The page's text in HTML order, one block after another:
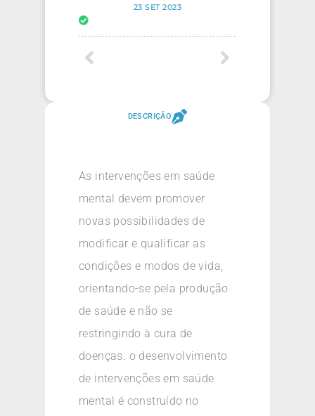
23 SET 2023
DESCRIÇÃO
As intervenções em saúde
mental devem promover
novas possibilidades de
modificar e qualificar as
condições e modos de vida,
orientando-se pela produção
de saúde e não se
restringindo à cura de
doenças. o desenvolvimento
de intervenções em saúde
mental é construído no